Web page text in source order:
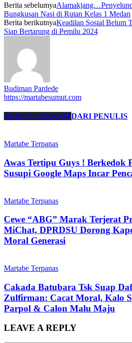
Berita sebelumya
Bungkusan Nasi di Rutan Kelas 1 Medan
Berita berikutnyaKeadilan Sosial Belum
Siap Bertarung di Pemilu 2024
Budiman Pardede
https://martabesumut.com
BERITA TERKAITDARI PENULIS
Martabe Terpanas
Awas Tertipu Guys ! Berkedok
Susupi Google Maps Incar
Martabe Terpanas
Cewe “ABG” Marak Terjerat
MiChat, DPRDSU Dorong
Moral Generasi
Martabe Terpanas
Cakada Batubara Tsk Suap
Zulfirman: Cacat Moral, Kalo
Parpol & Calon Malu Maju
LEAVE A REPLY